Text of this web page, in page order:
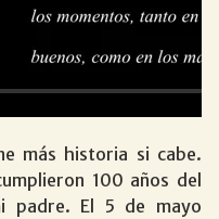
más historia si cabe.
100 años del
padre. El 5 de mayo